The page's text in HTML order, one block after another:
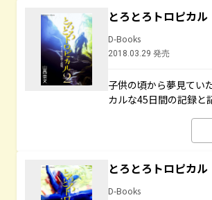
とろとろトロピカ
D-Books
2018.03.29 発売
子供の頃から夢見てい
カルな45日間の記録と
とろとろトロピカ
D-Books